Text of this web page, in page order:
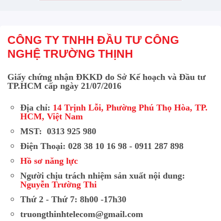
CÔNG TY TNHH ĐẦU TƯ CÔNG
NGHỆ TRƯỜNG THỊNH
Giấy chứng nhận ĐKKD do Sở Kế hoạch và Đầu tư
TP.HCM cấp ngày 21/07/2016
Địa chỉ: 14 Trịnh Lỗi, Phường Phú Thọ Hòa, TP.
HCM, Việt Nam
MST: 0313 925 980
Điện Thoại: 028 38 10 16 98 - 0911 287 898
Hồ sơ năng lực
Người chịu trách nhiệm sản xuất nội dung:
Nguyễn Trường Thi
Thứ 2 - Thứ 7: 8h00 -17h30
truongthinhtelecom@gmail.com